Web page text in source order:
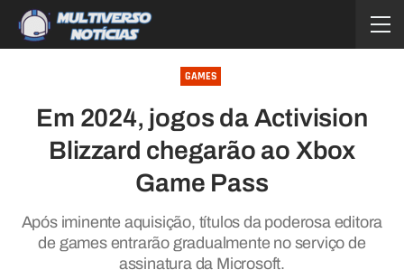
GAMES
Em 2024, jogos da Activision
Blizzard chegarão ao Xbox
Game Pass
Após iminente aquisição, títulos da poderosa editora
de games entrarão gradualmente no serviço de
assinatura da Microsoft.